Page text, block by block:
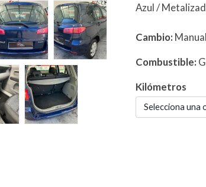
Azul /
Cambio: Manual
Combustible:
Kilómetros
Selecciona una